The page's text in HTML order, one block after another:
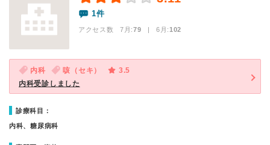
1件
アクセス数 7月:79 | 6月:102
内科 咳（セキ）
3.5
内科受診しました
診療科目：
内科、糖尿病科